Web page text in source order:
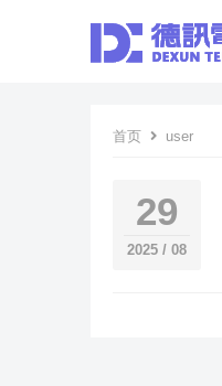
首页 user
29
2025 / 08